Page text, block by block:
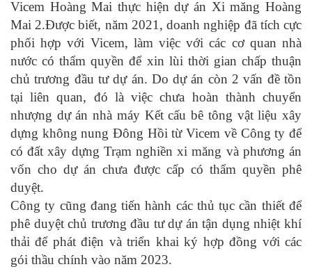
Vicem Hoàng Mai thực hiện dự án Xi măng Hoàng
Mai 2.Được biết, năm 2021, doanh nghiệp đã tích cực
phối hợp với Vicem, làm việc với các cơ quan nhà
nước có thẩm quyền để xin lùi thời gian chấp thuận
chủ trương đầu tư dự án. Do dự án còn 2 vấn đề tồn
tại liên quan, đó là việc chưa hoàn thành chuyển
nhượng dự án nhà máy Kết cấu bê tông vật liệu xây
dựng không nung Đông Hồi từ Vicem về Công ty để
có đất xây dựng Trạm nghiền xi măng và phương án
vốn cho dự án chưa được cấp có thẩm quyền phê
duyệt.
Công ty cũng đang tiến hành các thủ tục cần thiết để
phê duyệt chủ trương đầu tư dự án tận dụng nhiệt khí
thải để phát điện và triển khai ký hợp đồng với các
gói thầu chính vào năm 2023.